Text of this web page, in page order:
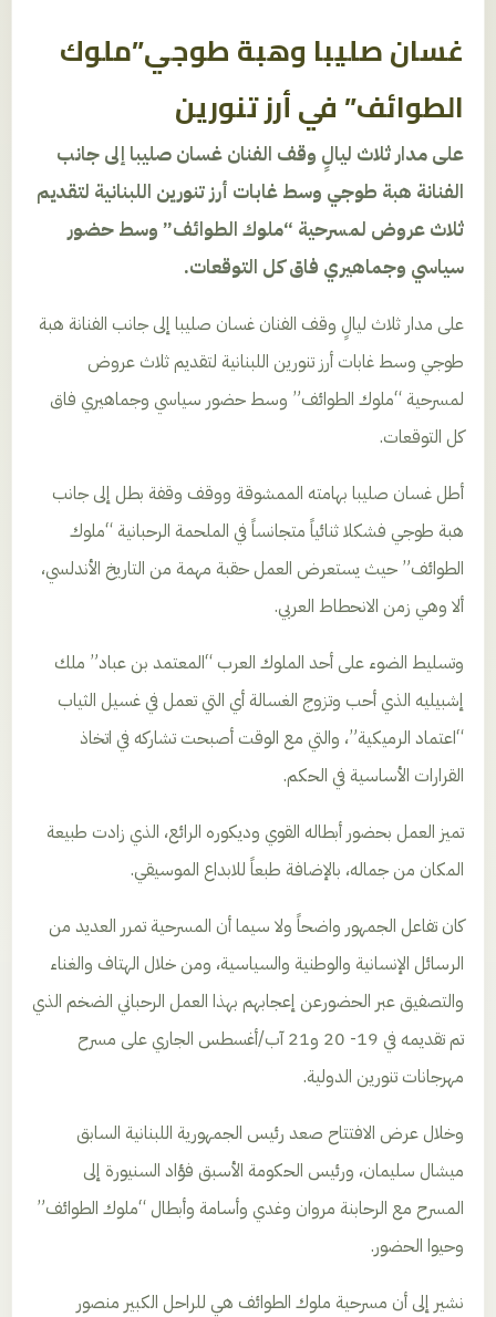
غسان صليبا وهبة طوجي”ملوك
الطوائف” في أرز تنورين
على مدار ثلاث ليالٍ وقف الفنان غسان صليبا إلى جانب
الفنانة هبة طوجي وسط غابات أرز تنورين اللبنانية لتقديم
ثلاث عروض لمسرحية “ملوك الطوائف” وسط حضور
سياسي وجماهيري فاق كل التوقعات.
على مدار ثلاث ليالٍ وقف الفنان غسان صليبا إلى جانب الفنانة هبة
طوجي وسط غابات أرز تنورين اللبنانية لتقديم ثلاث عروض
لمسرحية “ملوك الطوائف” وسط حضور سياسي وجماهيري فاق
كل التوقعات.
أطل غسان صليبا بهامته الممشوقة ووقف وقفة بطل إلى جانب
هبة طوجي فشكلا ثنائياً متجانساً في الملحمة الرحبانية “ملوك
الطوائف” حيث يستعرض العمل حقبة مهمة من التاريخ الأندلسي،
ألا وهي زمن الانحطاط العربي.
وتسليط الضوء على أحد الملوك العرب “المعتمد بن عباد” ملك
إشبيليه الذي أحب وتزوج الغسالة أي التي تعمل في غسيل الثياب
“اعتماد الرميكية”، والتي مع الوقت أصبحت تشاركه في اتخاذ
القرارات الأساسية في الحكم.
تميز العمل بحضور أبطاله القوي وديكوره الرائع، الذي زادت طبيعة
المكان من جماله، بالإضافة طبعاً للابداع الموسيقي.
كان تفاعل الجمهور واضحاً ولا سيما أن المسرحية تمرر العديد من
الرسائل الإنسانية والوطنية والسياسية، ومن خلال الهتاف والغناء
والتصفيق عبر الحضورعن إعجابهم بهذا العمل الرحباني الضخم الذي
تم تقديمه في 19- 20 و21 آب/أغسطس الجاري على مسرح
مهرجانات تنورين الدولية.
وخلال عرض الافتتاح صعد رئيس الجمهورية اللبنانية السابق
ميشال سليمان، ورئيس الحكومة الأسبق فؤاد السنيورة إلى
المسرح مع الرحابنة مروان وغدي وأسامة وأبطال “ملوك الطوائف”
وحيوا الحضور.
نشير إلى أن مسرحية ملوك الطوائف هي للراحل الكبير منصور